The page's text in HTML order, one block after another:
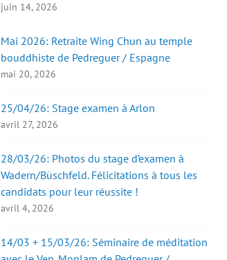
juin 14, 2026
Mai 2026: Retraite Wing Chun au temple
bouddhiste de Pedreguer / Espagne
mai 20, 2026
25/04/26: Stage examen à Arlon
avril 27, 2026
28/03/26: Photos du stage d’examen à
Wadern/Büschfeld. Félicitations à tous les
candidats pour leur réussite !
avril 4, 2026
14/03 + 15/03/26: Séminaire de méditation